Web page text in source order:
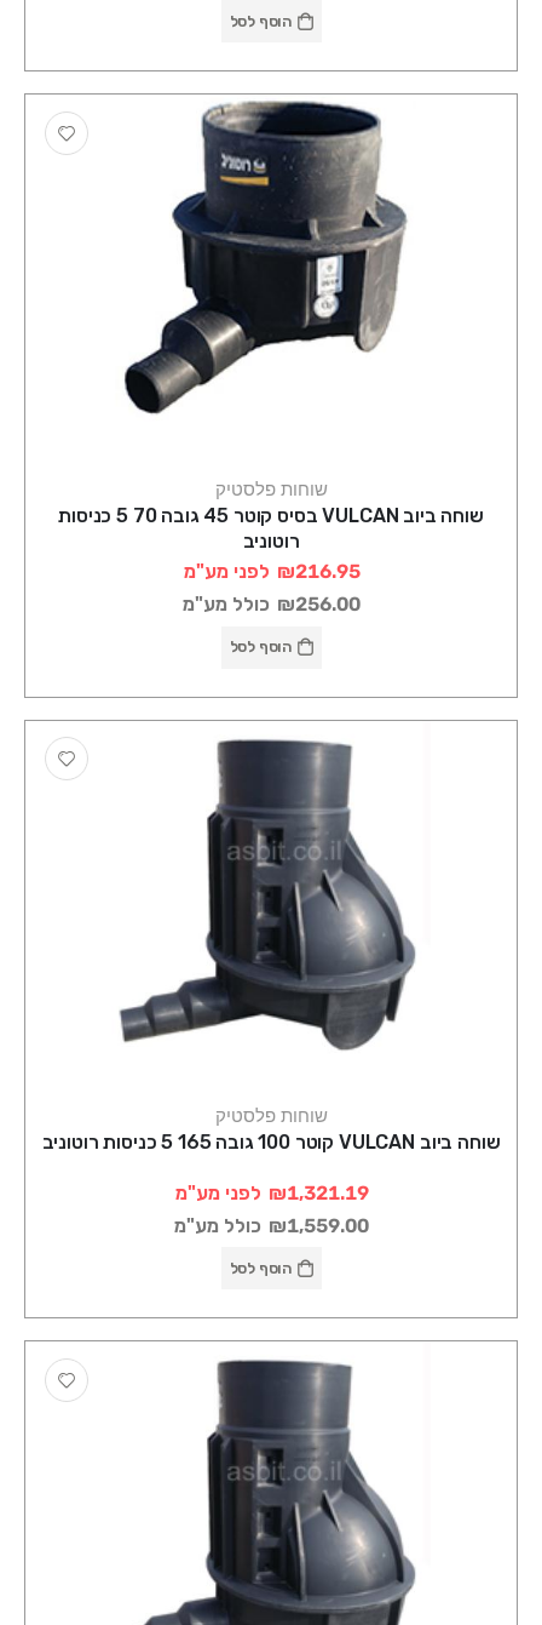
הוסף לסל
שוחות פלסטיק
שוחה ביוב VULCAN בסיס קוטר 45 גובה 70 5 כניסות
רוטוניב
₪216.95 לפני מע"מ
₪256.00 כולל מע"מ
הוסף לסל
שוחות פלסטיק
שוחה ביוב VULCAN קוטר 100 גובה 165 5 כניסות רוטוניב
₪1,321.19 לפני מע"מ
₪1,559.00 כולל מע"מ
הוסף לסל